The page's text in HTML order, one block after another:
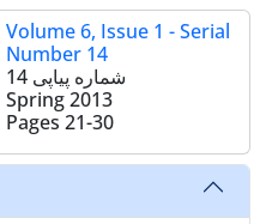
Volume 6, Issue 1 - Serial
Number 14
شماره پیاپی 14
Spring 2013
Pages 21-30